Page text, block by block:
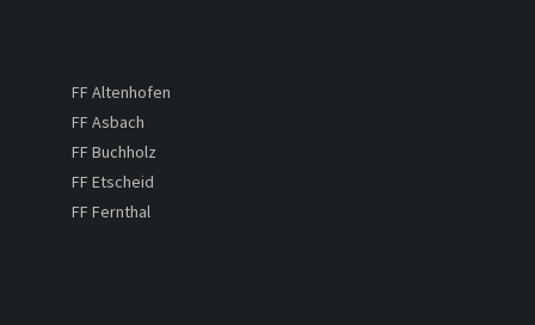
FF Altenhofen
FF Asbach
FF Buchholz
FF Etscheid
FF Fernthal